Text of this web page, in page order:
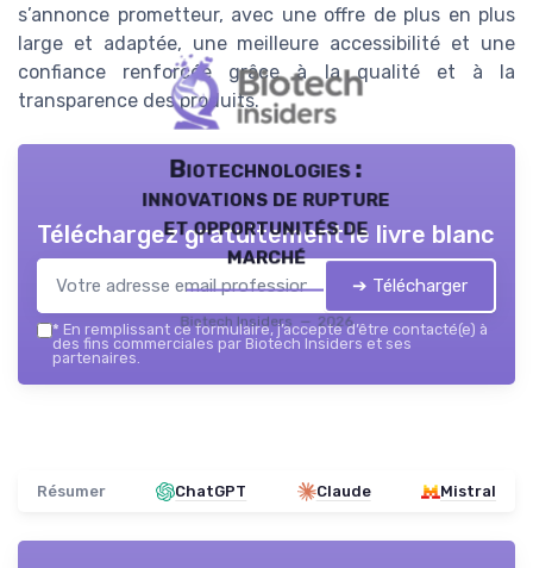
s’annonce prometteur, avec une offre de plus en plus
large et adaptée, une meilleure accessibilité et une
confiance renforcée grâce à la qualité et à la
transparence des produits.
Biotechnologies :
innovations de rupture
et opportunités de
marché
Biotech Insiders — 2026
Téléchargez gratuitement le livre blanc
➔ Télécharger
* En remplissant ce formulaire, j’accepte d’être contacté(e) à
des fins commerciales par Biotech Insiders et ses
partenaires.
Résumer ChatGPT Claude Mistral